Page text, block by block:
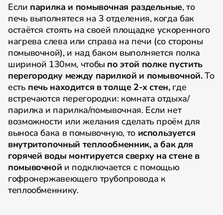
Если парилка и помывочная раздельные, то
печь выполнятеся на 3 отделения, когда бак
остаётся стоять на своей площадке ускоренного
нагрева слева или справа на печи (со стороны
помывочной), и над баком выполняется полка
шириной 130мм, чтобы по этой полке пустить
перегородку между парилкой и помывочной.То
есть печь находится в толще 2-х стен,где
встречаются перегородки: комната отдыха/
парилка и парилка/помывочная. Если нет
возможности или желания сделать проём для
выноса бака в помывочную, то используется
внутритопочный теплообменник, а бак для
горячей воды монтируется сверху на стене в
помывочной и подключается с помощью
гофронержавеющего трубопровода к
теплообменнику.